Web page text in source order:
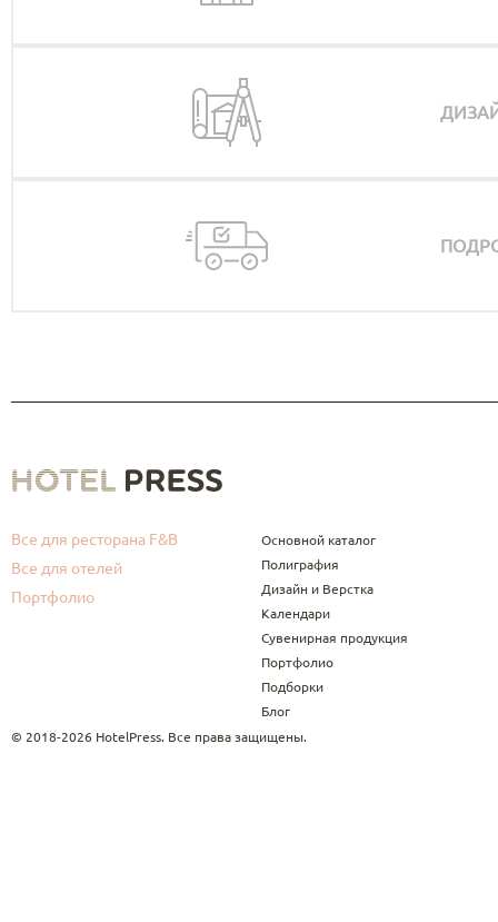
Все для ресторана F&B
Все для отелей
Портфолио
Основной каталог
Полиграфия
Дизайн и Верстка
Календари
Сувенирная продукция
Портфолио
Подборки
Блог
© 2018-2026 HotelPress. Все права защищены.